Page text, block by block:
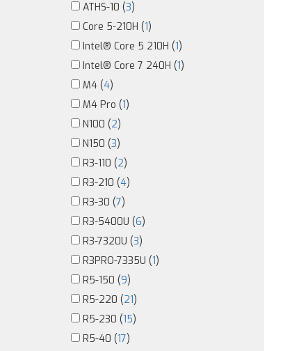
ATHS-10 (3)
Core 5-210H (1)
Intel® Core 5 210H (1)
Intel® Core 7 240H (1)
M4 (4)
M4 Pro (1)
N100 (2)
N150 (3)
R3-110 (2)
R3-210 (4)
R3-30 (7)
R3-5400U (6)
R3-7320U (3)
R3PRO-7335U (1)
R5-150 (9)
R5-220 (21)
R5-230 (15)
R5-40 (17)